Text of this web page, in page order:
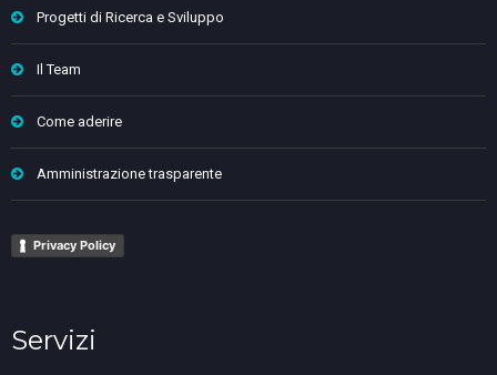
Progetti di Ricerca e Sviluppo
Il Team
Come aderire
Amministrazione trasparente
Privacy Policy
Servizi